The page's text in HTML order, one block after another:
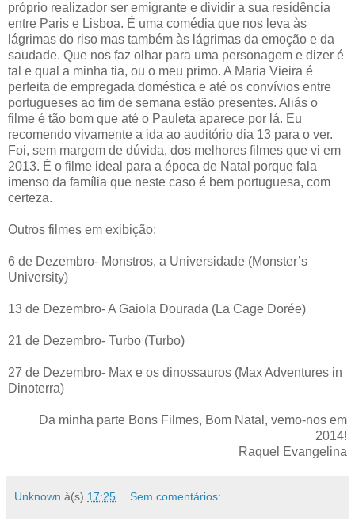
próprio realizador ser emigrante e dividir a sua residência
entre Paris e Lisboa. É uma comédia que nos leva às
lágrimas do riso mas também às lágrimas da emoção e da
saudade. Que nos faz olhar para uma personagem e dizer é
tal e qual a minha tia, ou o meu primo. A Maria Vieira é
perfeita de empregada doméstica e até os convívios entre
portugueses ao fim de semana estão presentes. Aliás o
filme é tão bom que até o Pauleta aparece por lá. Eu
recomendo vivamente a ida ao auditório dia 13 para o ver.
Foi, sem margem de dúvida, dos melhores filmes que vi em
2013. É o filme ideal para a época de Natal porque fala
imenso da família que neste caso é bem portuguesa, com
certeza.
Outros filmes em exibição:
6 de Dezembro- Monstros, a Universidade (Monster’s
University)
13 de Dezembro- A Gaiola Dourada (La Cage Dorée)
21 de Dezembro- Turbo (Turbo)
27 de Dezembro- Max e os dinossauros (Max Adventures in
Dinoterra)
Da minha parte Bons Filmes, Bom Natal, vemo-nos em
2014!
Raquel Evangelina
Unknown à(s) 17:25 Sem comentários: